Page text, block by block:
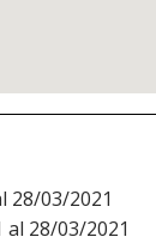
28/03/2021
al 28/03/2021